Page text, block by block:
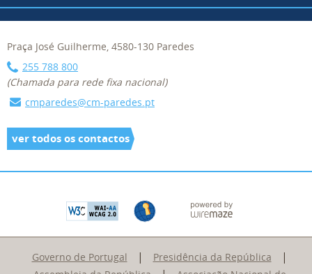
Praça José Guilherme, 4580-130 Paredes
255 788 800
(Chamada para rede fixa nacional)
cmparedes@cm-paredes.pt
ver todos os contactos
Governo de Portugal | Presidência da República |